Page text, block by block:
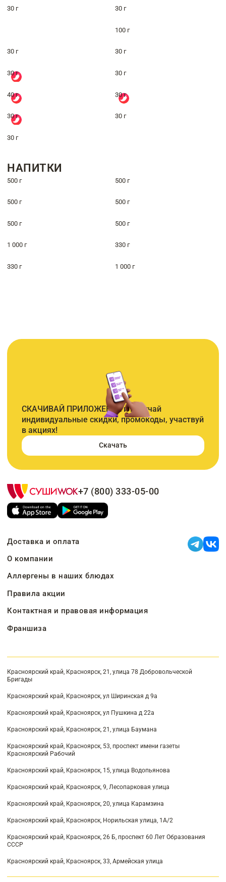
30 г 30 г
100 г
30 г 30 г
30 г 30 г
40 г 30 г
30 г 30 г
30 г
НАПИТКИ
500 г 500 г
500 г 500 г
500 г 500 г
1 000 г 330 г
330 г 1 000 г
СКАЧИВАЙ ПРИЛОЖЕНИЕ и получай
индивидуальные скидки, промокоды, участвуй
в акциях!
Скачать
+7 (800) 333-05-00
Доставка и оплата
О компании
Аллергены в наших блюдах
Правила акции
Контактная и правовая информация
Франшиза
Красноярский край, Красноярск, 21, улица 78 Добровольческой
Бригады
Красноярский край, Красноярск, ул Ширинская д 9а
Красноярский край, Красноярск, ул Пушкина д 22а
Красноярский край, Красноярск, 21, улица Баумана
Красноярский край, Красноярск, 53, проспект имени газеты
Красноярский Рабочий
Красноярский край, Красноярск, 15, улица Водопьянова
Красноярский край, Красноярск, 9, Лесопарковая улица
Красноярский край, Красноярск, 20, улица Карамзина
Красноярский край, Красноярск, Норильская улица, 1А/2
Красноярский край, Красноярск, 26 Б, проспект 60 Лет Образования
СССР
Красноярский край, Красноярск, 33, Армейская улица